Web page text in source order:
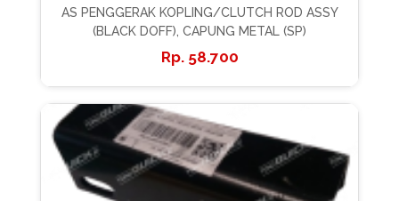
AS PENGGERAK KOPLING/CLUTCH ROD ASSY
(BLACK DOFF), CAPUNG METAL (SP)
58.700